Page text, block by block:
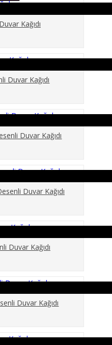
Kağıdı
Duvar Kağıdı
Duvar Kağıdı
Duvar Kağıdı
Duvar Kağıdı
Duvar Kağıdı